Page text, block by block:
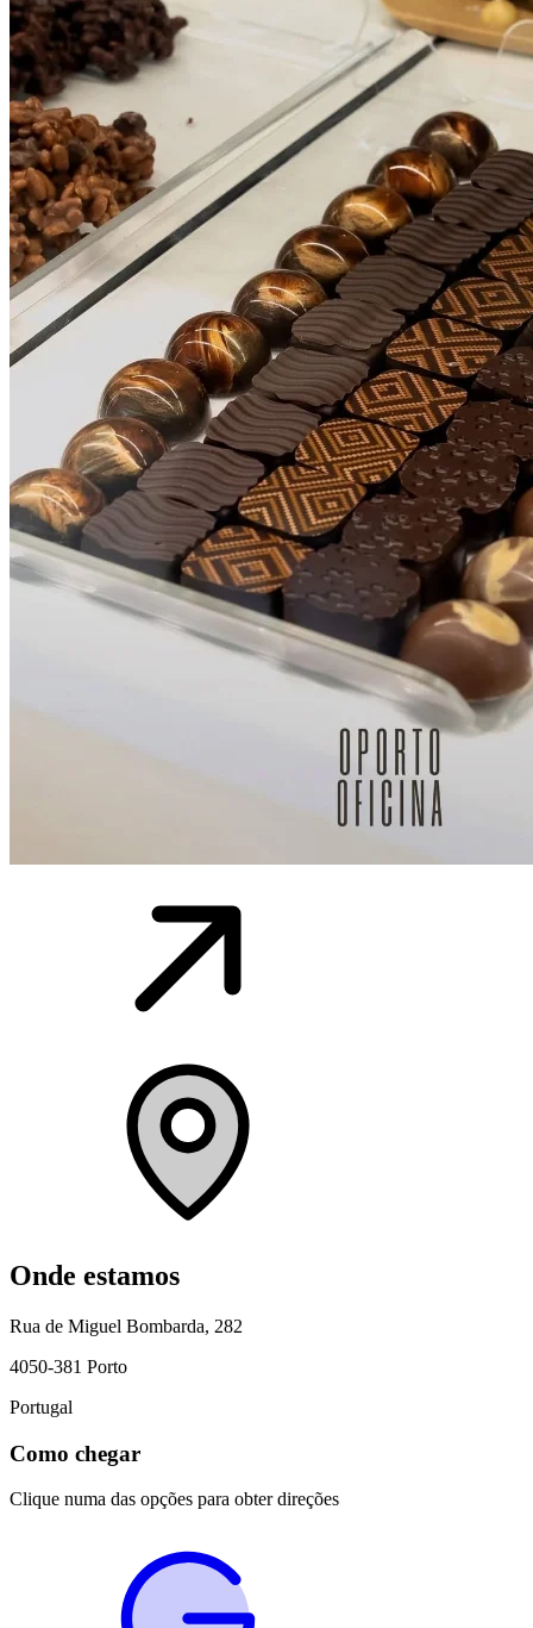
Onde estamos
Rua de Miguel Bombarda, 282
4050-381 Porto
Portugal
Como chegar
Clique numa das opções para obter direções